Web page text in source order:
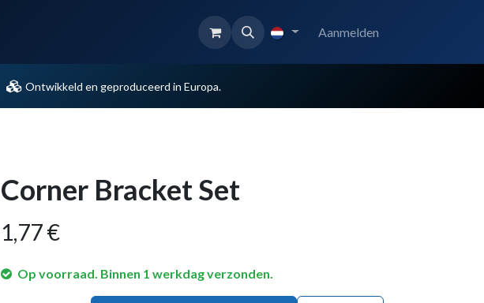
Aanmelden
Ontwikkeld en geproduceerd in Europa.
Corner Bracket Set
1,77€
Op voorraad. Binnen 1 werkdag verzonden.